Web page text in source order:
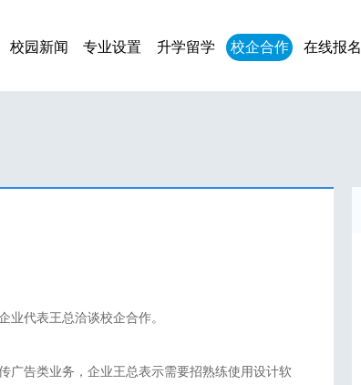
校园新闻 专业设置 升学留学 校企合作 在线报名
业代表王总洽谈校企合作。
广告类业务，企业王总表示需要招熟练使用设计软